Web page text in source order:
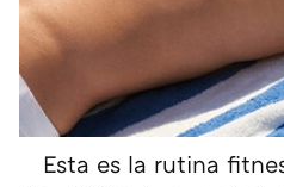
Esta es la rutina